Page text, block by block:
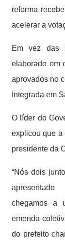
reforma
acelerar a
Em vez das
elaborado em
aprovados no
Integrada em
O líder do
explicou que a
presidente da
“Nós dois
chegamos a
emenda
do prefeito